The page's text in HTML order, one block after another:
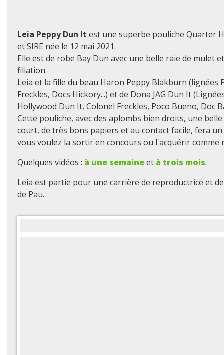
Leia Peppy Dun It est une superbe pouliche Quarter
et SIRE née le 12 mai 2021.
Elle est de robe Bay Dun avec une belle raie de mulet
filiation.
Leia et la fille du beau Haron Peppy Blakburn (lignées
Freckles, Docs Hickory...) et de Dona JAG Dun It
Hollywood Dun It, Colonel Freckles, Poco Bueno, Doc
Cette pouliche, avec des aplombs bien droits, une
court, de très bons papiers et au contact facile, fera
vous voulez la sortir en concours ou l'acquérir comme
Quelques vidéos : à une semaineet à trois mois.
Leia est partie pour une carrière de reproductrice et
de Pau.